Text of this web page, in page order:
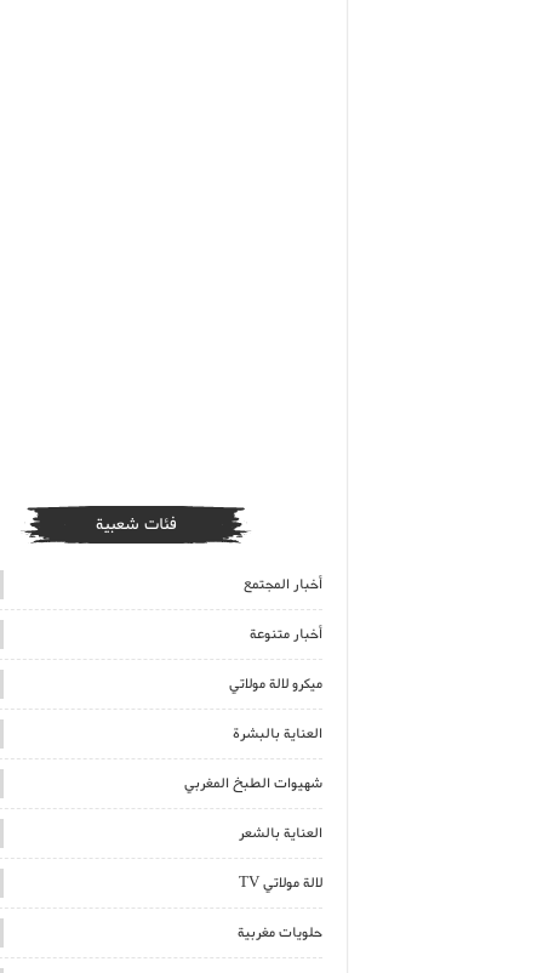
فئات شعبية
أخبار المجتمع
أخبار متنوعة
ميكرو لالة مولاتي
العناية بالبشرة
شهيوات الطبخ المغربي
العناية بالشعر
لالة مولاتي TV
حلويات مغربية